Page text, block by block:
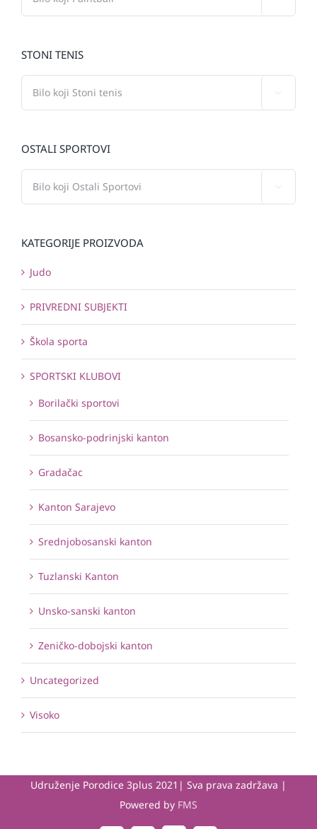
STONI TENIS
OSTALI SPORTOVI
KATEGORIJE PROIZVODA
Judo
PRIVREDNI SUBJEKTI
Škola sporta
SPORTSKI KLUBOVI
Borilački sportovi
Bosansko-podrinjski kanton
Gradačac
Kanton Sarajevo
Srednjobosanski kanton
Tuzlanski Kanton
Unsko-sanski kanton
Zeničko-dobojski kanton
Uncategorized
Visoko
Udruženje Porodice 3plus 2021| Sva prava zadržava |
Powered by FMS